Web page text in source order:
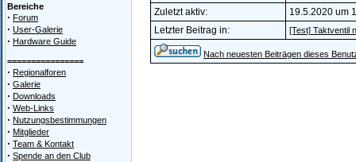
Bereiche
· Forum
· User-Galerie
· Hardware Guide
================
· Regionalforen
· Galerie
· Downloads
· Web-Links
· Nutzungsbestimmungen
· Mitglieder
· Team & Kontakt
· Spende an den Club
Zuletzt aktiv:
19.5.2020 um
Letzter Beitrag in:
[Test] Taktventil
Nach neuesten Beiträgen dieses